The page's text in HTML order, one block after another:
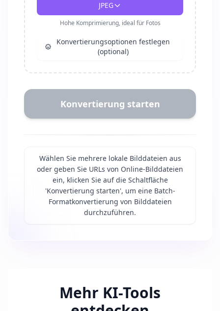
JPEG
Hohe Komprimierung, ideal für Fotos
Konvertierungsoptionen festlegen
(optional)
Konvertierung starten
Wählen Sie mehrere lokale Bilddateien aus
oder geben Sie URLs von Online-Bilddateien
ein, klicken Sie auf die Schaltfläche
'Konvertierung starten', um eine Batch-
Formatkonvertierung von Bilddateien
durchzuführen.
Mehr KI-Tools